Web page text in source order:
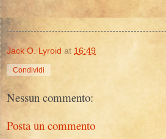
Jack O. Lyroid at 16:49
Condividi
Nessun commento:
Posta un commento